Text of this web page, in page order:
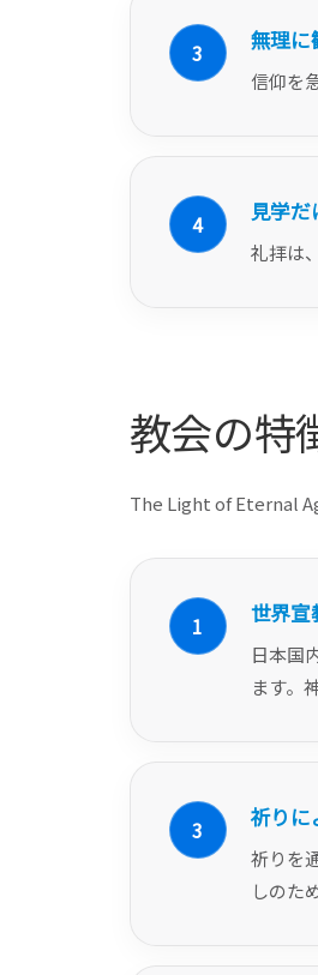
3 無理に
信仰を
4 見学だ
礼拝は
教会の特
The Light of Eternal
1 世界宣
日本国
ます。
3 祈りに
祈りを
しのた